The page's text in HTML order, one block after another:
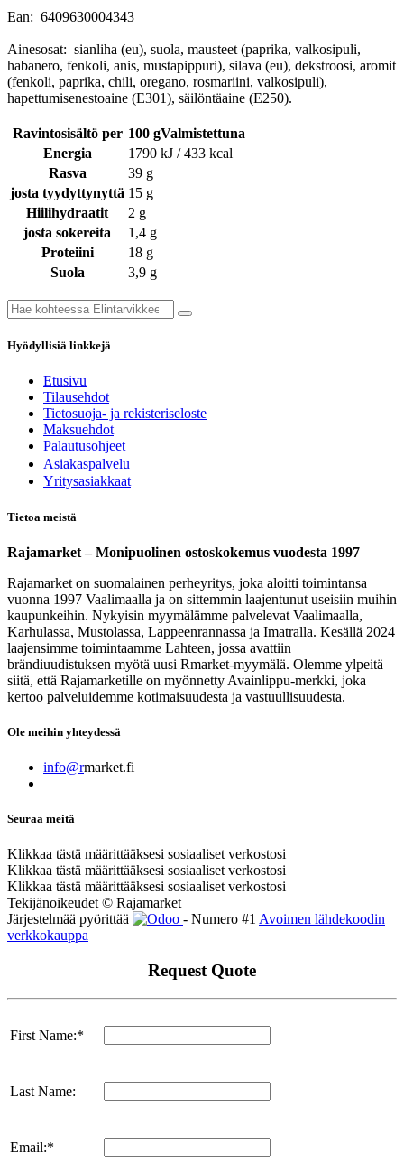
Ean: 6409630004343
Ainesosat: sianliha (eu), suola, mausteet (paprika, valkosipuli,
habanero, fenkoli, anis, mustapippuri), silava (eu), dekstroosi, aromit
(fenkoli, paprika, chili, oregano, rosmariini, valkosipuli),
hapettumisenestoaine (E301), säilöntäaine (E250).
Ravintosisältö per 100 gValmistettuna
Energia
1790 kJ / 433 kcal
Rasva
39 g
josta tyydyttynyttä 15 g
Hiilihydraatit
2 g
josta sokereita
1,4 g
Proteiini
18 g
Suola
3,9 g
Hyödyllisiä linkkejä
Etusivu
Tilausehdot
Tietosuoja- ja rekisteriseloste
Maksuehdot
Palautusohjeet
Asia​k​aspalvelu
​Yritysasiakkaat
Tietoa meistä
Rajamarket – Monipuolinen ostoskokemus vuodesta 1997
Rajamarket on suomalainen perheyritys, joka aloitti toimintansa
vuonna 1997 Vaalimaalla ja on sittemmin laajentunut useisiin muihin
kaupunkeihin. Nykyisin myymälämme palvelevat Vaalimaalla,
Karhulassa, Mustolassa, Lappeenrannassa ja Imatralla. Kesällä 2024
laajensimme toimintaamme Lahteen, jossa avattiin
brändiuudistuksen myötä uusi Rmarket-myymälä. Olemme ylpeitä
siitä, että Rajamarketille on myönnetty Avainlippu-merkki, joka
kertoo palveluidemme kotimaisuudesta ja vastuullisuudesta.
Ole meihin yhteydessä
info@rmarket.fi
Seuraa meitä
Klikkaa tästä määrittääksesi sosiaaliset verkostosi
Klikkaa tästä määrittääksesi sosiaaliset verkostosi
Klikkaa tästä määrittääksesi sosiaaliset verkostosi
Tekijänoikeudet © Rajamarket
Järjestelmää pyörittää
- Numero #1 Avoimen lähdekoodin
verkkokauppa
Request Quote
First Name:*
Last Name:
Email:*